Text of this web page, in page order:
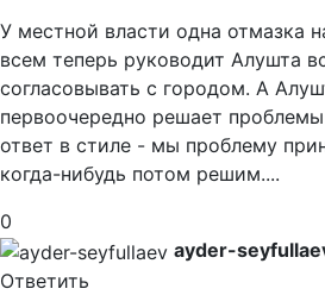
У местной власти одна отмазка
всем теперь руководит Алушта
согласовывать с городом. А
первоочередно решает
ответ в стиле - мы проблему
когда-нибудь потом решим....
0
ayder-
Ответить